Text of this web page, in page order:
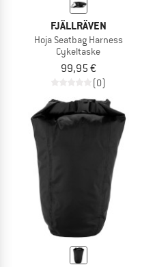
FJÄLLRÄVEN
Hoja Seatbag Harness
Cykeltaske
99,95 €
(0)